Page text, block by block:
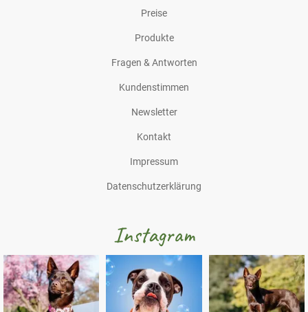
Preise
Produkte
Fragen & Antworten
Kundenstimmen
Newsletter
Kontakt
Impressum
Datenschutzerklärung
Instagram